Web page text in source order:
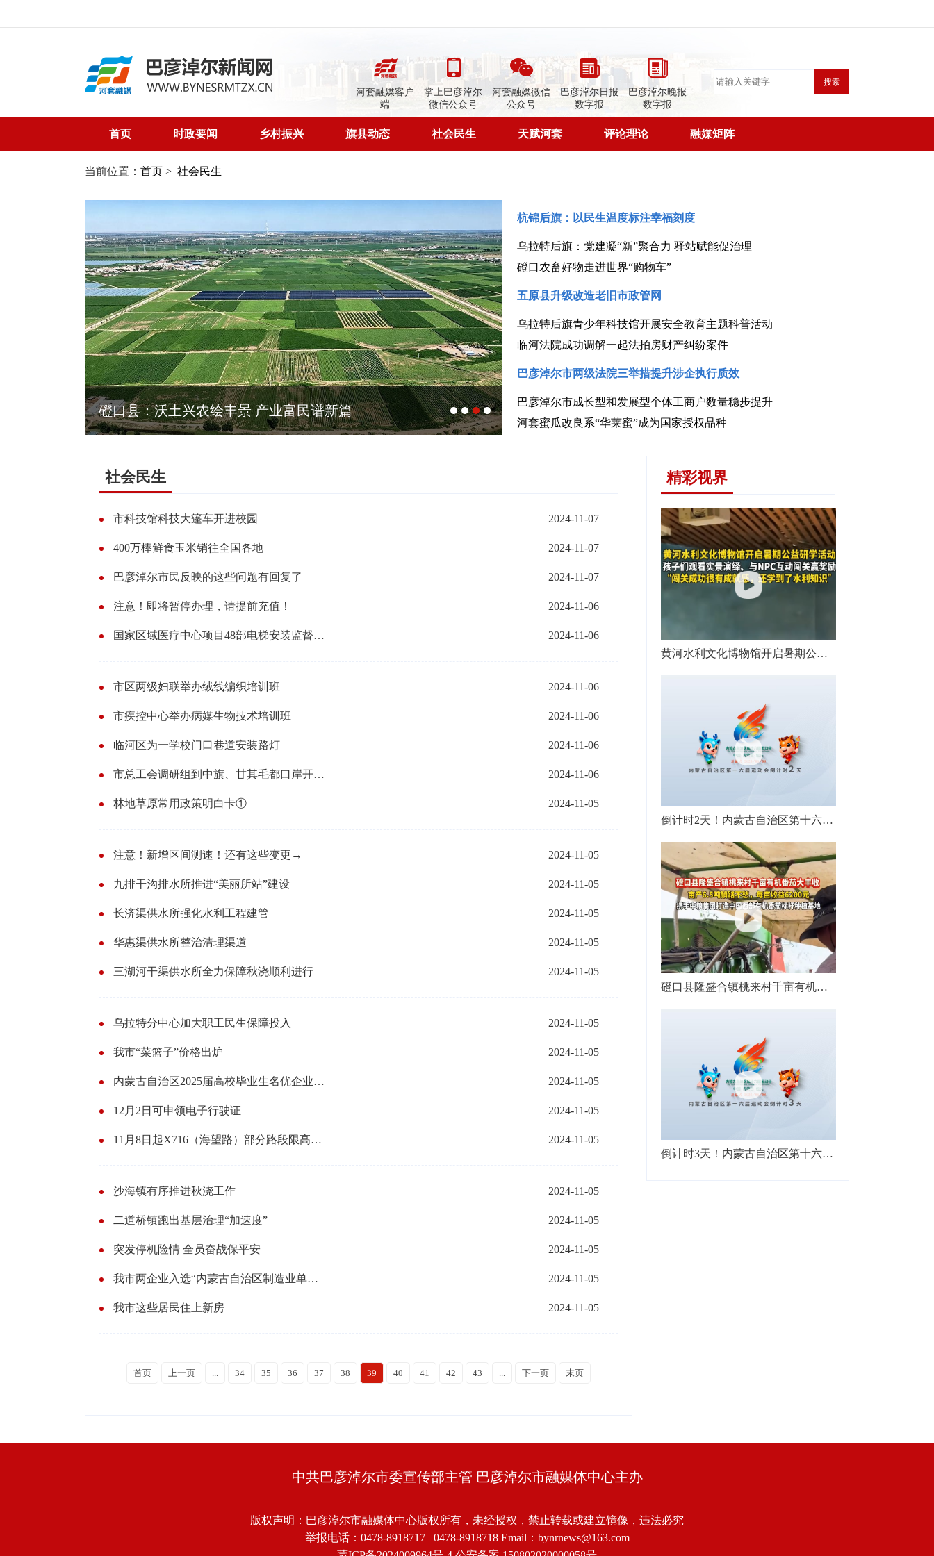
河套融媒客户
端
掌上巴彦淖尔
微信公众号
河套融媒微信
公众号
巴彦淖尔日报
数字报
巴彦淖尔晚报
数字报
搜索
首页 时政要闻 乡村振兴 旗县动态 社会民生 天赋河套 评论理论 融媒矩阵
当前位置： 首页 > 社会民生
金牌是这样炼成的…… 小辣椒“链”起红火产业
杭锦后旗：以民生温度标注幸福刻度
乌拉特后旗：党建凝“新”聚合力 驿站赋能促治理
磴口农畜好物走进世界“购物车”
五原县升级改造老旧市政管网
乌拉特后旗青少年科技馆开展安全教育主题科普活动
临河法院成功调解一起法拍房财产纠纷案件
巴彦淖尔市两级法院三举措提升涉企执行质效
巴彦淖尔市成长型和发展型个体工商户数量稳步提升
河套蜜瓜改良系“华莱蜜”成为国家授权品种
社会民生
市科技馆科技大篷车开进校园 2024-11-07
400万棒鲜食玉米销往全国各地 2024-11-07
巴彦淖尔市民反映的这些问题有回复了 2024-11-07
注意！即将暂停办理，请提前充值！ 2024-11-06
国家区域医疗中心项目48部电梯安装监督检验工作完成 2024-11-06
市区两级妇联举办绒线编织培训班 2024-11-06
市疾控中心举办病媒生物技术培训班 2024-11-06
临河区为一学校门口巷道安装路灯 2024-11-06
市总工会调研组到中旗、甘其毛都口岸开展走访调研 2024-11-06
林地草原常用政策明白卡① 2024-11-05
注意！新增区间测速！还有这些变更→ 2024-11-05
九排干沟排水所推进“美丽所站”建设 2024-11-05
长济渠供水所强化水利工程建管 2024-11-05
华惠渠供水所整治清理渠道 2024-11-05
三湖河干渠供水所全力保障秋浇顺利进行 2024-11-05
乌拉特分中心加大职工民生保障投入 2024-11-05
我市“菜篮子”价格出炉 2024-11-05
内蒙古自治区2025届高校毕业生名优企业专场招聘会即将启幕 2024-11-05
12月2日可申领电子行驶证 2024-11-05
11月8日起X716（海望路）部分路段限高通行 2024-11-05
沙海镇有序推进秋浇工作 2024-11-05
二道桥镇跑出基层治理“加速度” 2024-11-05
突发停机险情 全员奋战保平安 2024-11-05
我市两企业入选“内蒙古自治区制造业单项冠军企业”名单 2024-11-05
我市这些居民住上新房 2024-11-05
首页 上一页 ... 34 35 36 37 38 39 40 41 42 43 ... 下一页 末页
精彩视界
黄河水利文化博物馆开启暑期公益研学活动，孩子们观看实景演绎、与NPC互动闯关赢奖励，“闯关成功很有成就感，还学到了水利知识”
倒计时2天！内蒙古自治区第十六届运动会即将启幕
磴口县隆盛合镇桃来村千亩有机番茄大丰收，亩产6.5吨销路不愁，每亩收益6200元，携手中粮集团打造中国西部有机番茄标杆种植基地
倒计时3天！内蒙古自治区第十六届运动会即将启幕
中共巴彦淖尔市委宣传部主管 巴彦淖尔市融媒体中心主办
版权声明：巴彦淖尔市融媒体中心版权所有，未经授权，禁止转载或建立镜像，违法必究
举报电话：0478-8918717 0478-8918718 Email：bynrnews@163.com